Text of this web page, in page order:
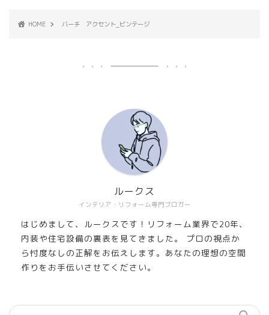
HOME バーチ アクセント_ビンテージ
インテリア・リフォーム専門ブロガー
ルークス
はじめまして、ルークスです！リフォーム業界で20年、
内装や住宅設備の裏表を見てきました。 プロの視点か
ら忖度なしの正解をお伝えします。あなたの理想の空間
作りをお手伝いさせてください。